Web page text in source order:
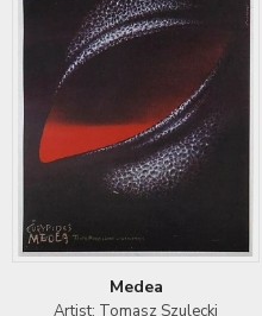
Medea
Artist: Tomasz Szulecki